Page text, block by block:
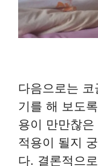
다음으로는
기를 해 보도
용이 만만찮은
적용이 될지
다. 결론적으